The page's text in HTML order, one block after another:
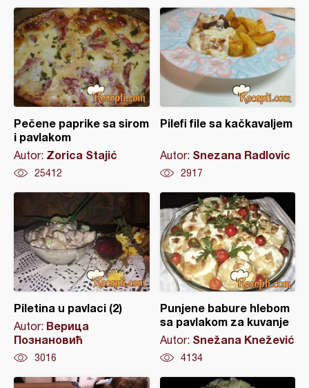
Pečene paprike sa sirom
i pavlakom
Autor: Zorica Stajić
25412
Pilefi file sa kačkavaljem
Autor: Snezana Radlovic
2917
Piletina u pavlaci (2)
Autor: Верица
Познановић
3016
Punjene babure hlebom
sa pavlakom za kuvanje
Autor: Snežana Knežević
4134